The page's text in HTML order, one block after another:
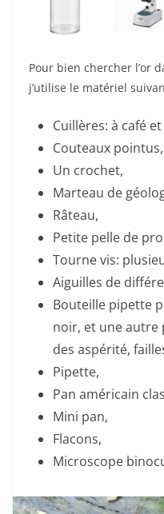
Pour bien chercher l’or
j’utilise le matériel
Cuillères: à café
Couteaux pointus,
Un crochet,
Marteau de
Râteau,
Petite pelle de
Tourne vis:
Aiguilles de
Bouteille pipette
noir, et une autre
des aspérité,
Pipette,
Pan américain
Mini pan,
Flacons,
Microscope